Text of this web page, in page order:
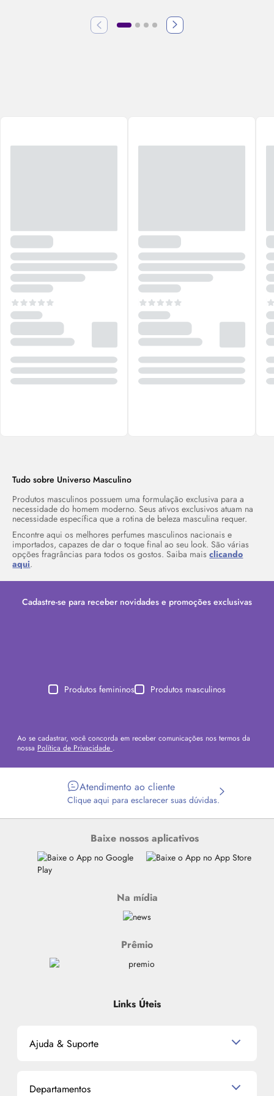
Tudo sobre Universo Masculino
Produtos masculinos possuem uma formulação exclusiva para a
necessidade do homem moderno. Seus ativos exclusivos atuam na
necessidade específica que a rotina de beleza masculina requer.
Encontre aqui os melhores perfumes masculinos nacionais e
importados, capazes de dar o toque final ao seu look. São várias
opções fragrâncias para todos os gostos. Saiba maisclicando
aqui.
Cadastre-se para receber novidades e promoções exclusivas
Produtos femininos Produtos masculinos
Ao se cadastrar, você concorda em receber comunicações nos termos da
nossa Política de Privacidade .
Atendimento ao cliente
Clique aqui para esclarecer suas dúvidas.
Baixe nossos aplicativos
Na mídia
Prêmio
Links Úteis
Ajuda & Suporte
Política de Devolução
Departamentos